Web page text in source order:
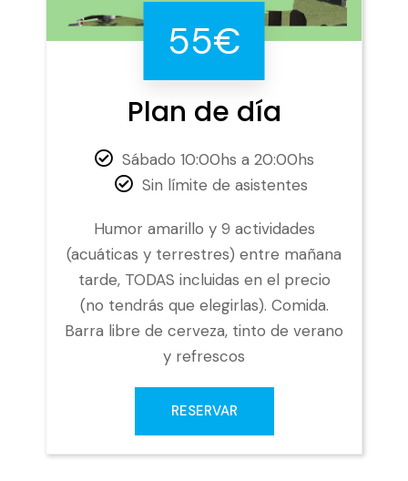
55€
Plan de día
Sábado 10:00hs a 20:00hs
Sin límite de asistentes
Humor amarillo y 9 actividades
(acuáticas y terrestres) entre mañana
tarde, TODAS incluidas en el precio
(no tendrás que elegirlas). Comida.
Barra libre de cerveza, tinto de verano
y refrescos
RESERVAR